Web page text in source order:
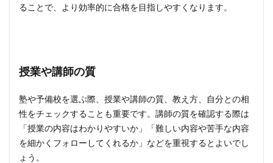
ることで、より効率的に合格を目指しやすくなります。
授業や講師の質
塾や予備校を選ぶ際、授業や講師の質、教え方、自分との相
性をチェックすることも重要です。講師の質を確認する際は
「授業の内容はわかりやすいか」「難しい内容や苦手な内容
を細かくフォローしてくれるか」などを重視するとよいでし
ょう。